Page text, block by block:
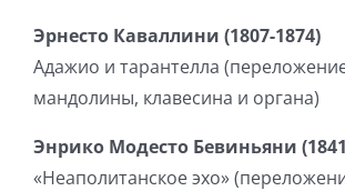
Эрнесто Каваллини (1807-1874)
Адажио и тарантелла
мандолины, клавесина и органа)
Энрико Модесто Бевиньяни
«Неаполитанское эхо»